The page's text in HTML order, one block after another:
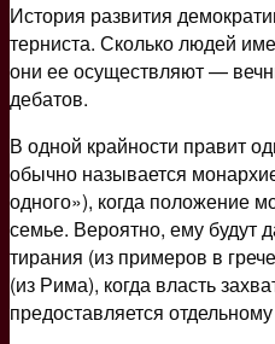
История развития
терниста. Сколько людей
они ее осуществляют —
дебатов.
В одной крайности правит
обычно называется
одного»), когда положение
семье. Вероятно, ему будут
тирания (из примеров в
(из Рима), когда власть
предоставляется